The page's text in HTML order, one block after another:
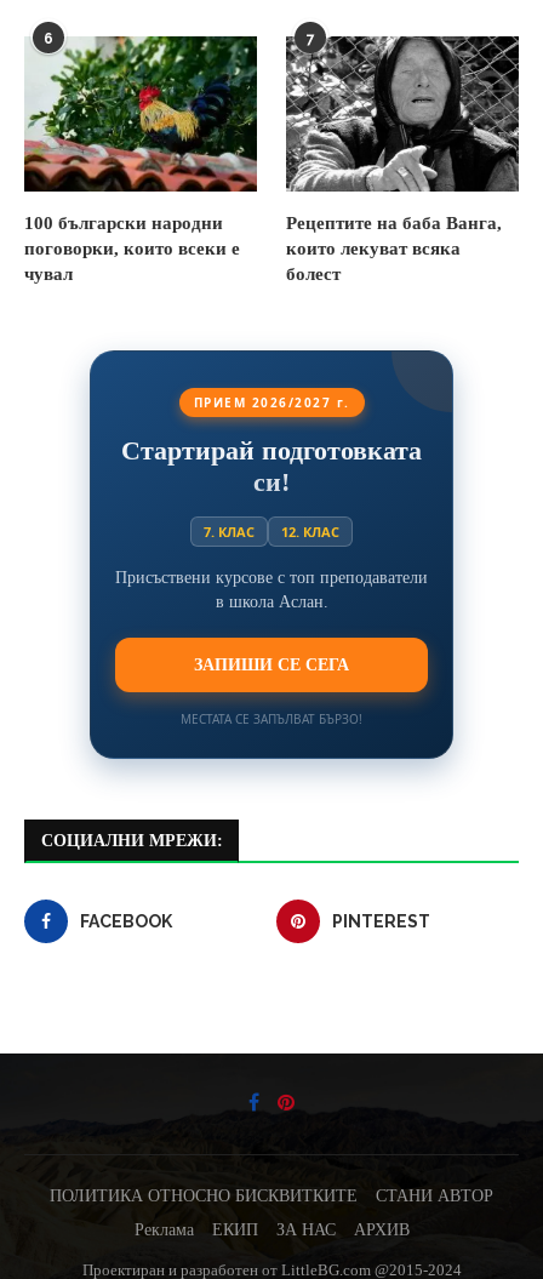
6
100 български народни
поговорки, които всеки е
чувал
7
Рецептите на баба Ванга,
които лекуват всяка
болест
ПРИЕМ 2026/2027 г.
Стартирай подготовката
си!
7. КЛАС 12. КЛАС
Присъствени курсове с топ преподаватели
в школа Аслан.
ЗАПИШИ СЕ СЕГА
МЕСТАТА СЕ ЗАПЪЛВАТ БЪРЗО!
СОЦИАЛНИ МРЕЖИ:
FACEBOOK PINTEREST
ПОЛИТИКА ОТНОСНО БИСКВИТКИТЕ
СТАНИ АВТОР
Реклама
ЕКИП ЗА НАС АРХИВ
Проектиран и разработен от LittleBG.com @2015-2024